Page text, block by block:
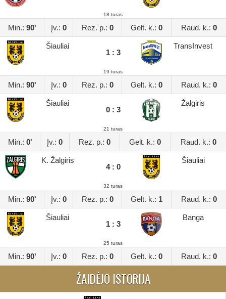
18 turas
Min.: 90' Įv.: 0 Rez. p.: 0 Gelt. k.: 0 Raud. k.: 0
Šiauliai
1 : 3
TransInvest
19 turas
Min.: 90' Įv.: 0 Rez. p.: 0 Gelt. k.: 0 Raud. k.: 0
Šiauliai
0 : 3
Žalgiris
21 turas
Min.: 0' Įv.: 0 Rez. p.: 0 Gelt. k.: 0 Raud. k.: 0
K. Žalgiris
4 : 0
Šiauliai
32 turas
Min.: 90' Įv.: 0 Rez. p.: 0 Gelt. k.: 1 Raud. k.: 0
Šiauliai
1 : 3
Banga
25 turas
Min.: 90' Įv.: 0 Rez. p.: 0 Gelt. k.: 0 Raud. k.: 0
ŽAIDĖJO ISTORIJA